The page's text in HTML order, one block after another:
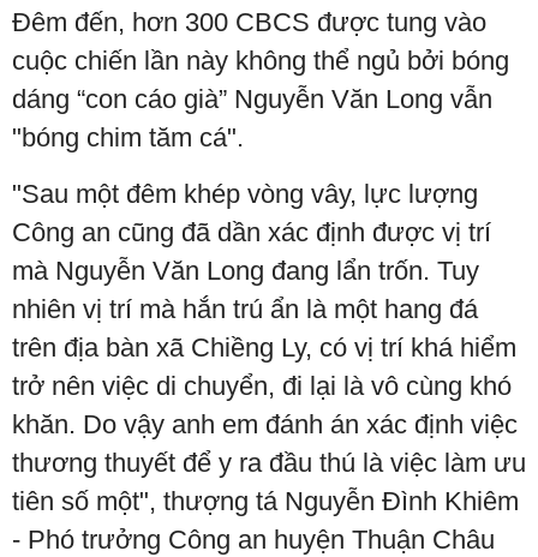
Đêm đến, hơn 300 CBCS được tung vào
cuộc chiến lần này không thể ngủ bởi bóng
dáng “con cáo già” Nguyễn Văn Long vẫn
"bóng chim tăm cá".
"Sau một đêm khép vòng vây, lực lượng
Công an cũng đã dần xác định được vị trí
mà Nguyễn Văn Long đang lẩn trốn. Tuy
nhiên vị trí mà hắn trú ẩn là một hang đá
trên địa bàn xã Chiềng Ly, có vị trí khá hiểm
trở nên việc di chuyển, đi lại là vô cùng khó
khăn. Do vậy anh em đánh án xác định việc
thương thuyết để y ra đầu thú là việc làm ưu
tiên số một", thượng tá Nguyễn Đình Khiêm
- Phó trưởng Công an huyện Thuận Châu